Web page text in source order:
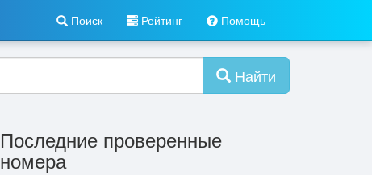
Поиск Рейтинг Помощь
Найти
Последние проверенные
номера